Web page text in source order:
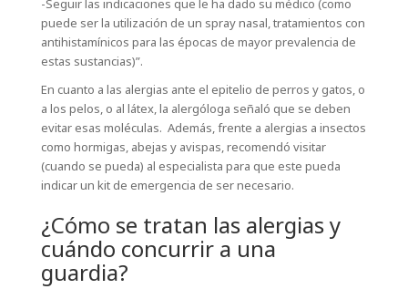
-Seguir las indicaciones que le ha dado su médico (como
puede ser la utilización de un spray nasal, tratamientos con
antihistamínicos para las épocas de mayor prevalencia de
estas sustancias)”.
En cuanto a las alergias ante el epitelio de perros y gatos, o
a los pelos, o al látex, la alergóloga señaló que se deben
evitar esas moléculas. Además, frente a alergias a insectos
como hormigas, abejas y avispas, recomendó visitar
(cuando se pueda) al especialista para que este pueda
indicar un kit de emergencia de ser necesario.
¿Cómo se tratan las alergias y
cuándo concurrir a una
guardia?